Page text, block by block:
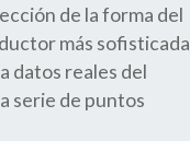
de la forma del
más sofisticada
datos reales del
serie de puntos